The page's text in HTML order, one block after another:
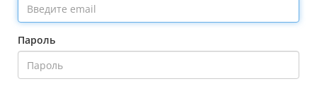
Пароль